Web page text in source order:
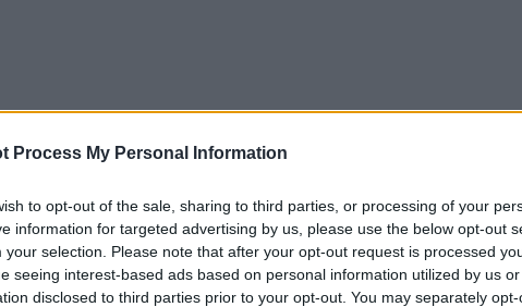
Process My Personal Information
to opt-out of the sale, sharing to third parties, or processing of your
information for targeted advertising by us, please use the below opt-out
your selection. Please note that after your opt-out request is processed
seeing interest-based ads based on personal information utilized by us
disclosed to third parties prior to your opt-out. You may separately